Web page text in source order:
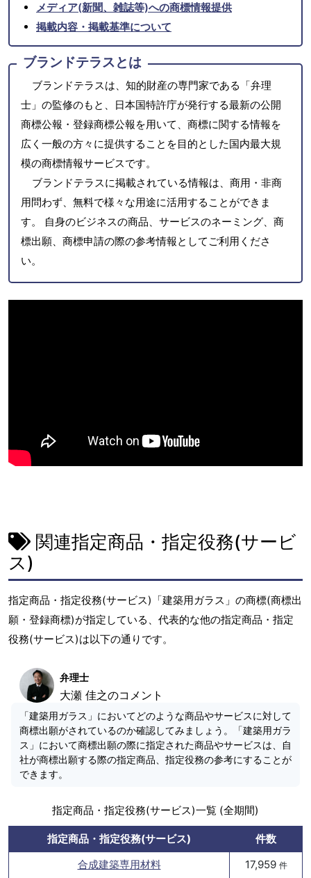
メディア(新聞、雑誌等)への商標情報提供
掲載内容・掲載基準について
ブランドテラスとは
ブランドテラスは、知的財産の専門家である「弁理
士」の監修のもと、日本国特許庁が発行する最新の公開
商標公報・登録商標公報を用いて、商標に関する情報を
広く一般の方々に提供することを目的とした国内最大規
模の商標情報サービスです。
ブランドテラスに掲載されている情報は、商用・非商
用問わず、無料で様々な用途に活用することができま
す。 自身のビジネスの商品、サービスのネーミング、商
標出願、商標申請の際の参考情報としてご利用くださ
い。
関連指定商品・指定役務(サービ
ス)
指定商品・指定役務(サービス)「建築用ガラス」の商標(商標出
願・登録商標)が指定している、代表的な他の指定商品・指定
役務(サービス)は以下の通りです。
弁理士
大瀬 佳之のコメント
「建築用ガラス」においてどのような商品やサービスに対して
商標出願がされているのか確認してみましょう。「建築用ガラ
ス」において商標出願の際に指定された商品やサービスは、自
社が商標出願する際の指定商品、指定役務の参考にすることが
できます。
指定商品・指定役務(サービス)一覧 (全期間)
指定商品・指定役務(サービス)
件数
合成建築専用材料
17,959 件